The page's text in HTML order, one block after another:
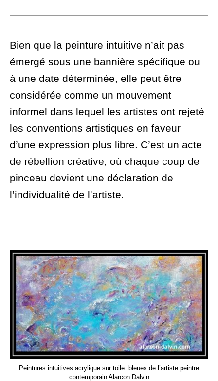
Bien que la peinture intuitive n’ait pas
émergé sous une bannière spécifique ou
à une date déterminée, elle peut être
considérée comme un mouvement
informel dans lequel les artistes ont rejeté
les conventions artistiques en faveur
d’une expression plus libre. C’est un acte
de rébellion créative, où chaque coup de
pinceau devient une déclaration de
l’individualité de l’artiste.
Peintures intuitives acrylique sur toile bleues de l’artiste peintre
contemporain Alarcon Dalvin